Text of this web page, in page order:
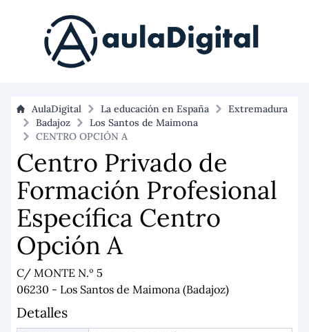
AulaDigital La educación en España
Extremadura
Badajoz
Los Santos de Maimona
CENTRO OPCIÓN A
Centro Privado de
Formación Profesional
Específica Centro
Opción A
C/ MONTE N.º 5
06230 - Los Santos de Maimona (Badajoz)
Detalles